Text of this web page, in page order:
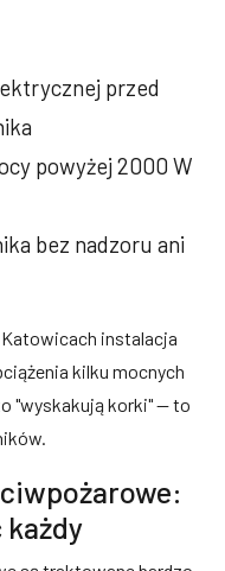
przed
powyżej 2000 W
bez nadzoru ani
instalacja
kilku mocnych
"wyskakują korki" — to